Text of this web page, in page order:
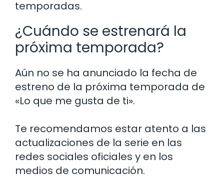
temporadas.
¿Cuándo se estrenará la
próxima temporada?
Aún no se ha anunciado la fecha de
estreno de la próxima temporada de
«Lo que me gusta de ti».
Te recomendamos estar atento a las
actualizaciones de la serie en las
redes sociales oficiales y en los
medios de comunicación.